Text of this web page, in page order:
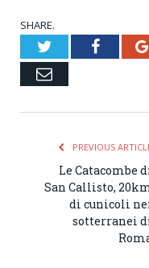
SHARE.
Twitter
Email
PREVIOUS
Le Catacombe
San Callisto,
di cunicoli
sotterranei